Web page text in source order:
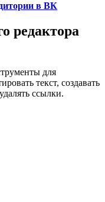
в ВК
редактора
для
текст, создавать
ссылки.